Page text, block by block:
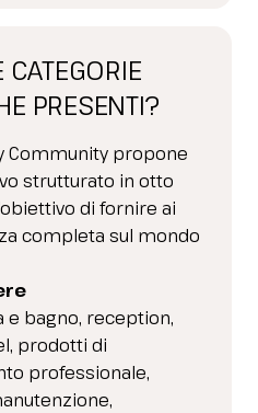
PRESENTI?
Community propone
strutturato in otto
di fornire ai
completa sul mondo
bagno, reception,
prodotti di
professionale,